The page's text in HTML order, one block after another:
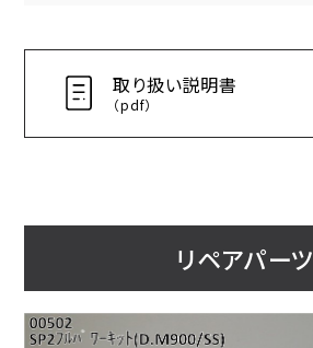
取り扱い説明書
（pdf）
リペアパーツ